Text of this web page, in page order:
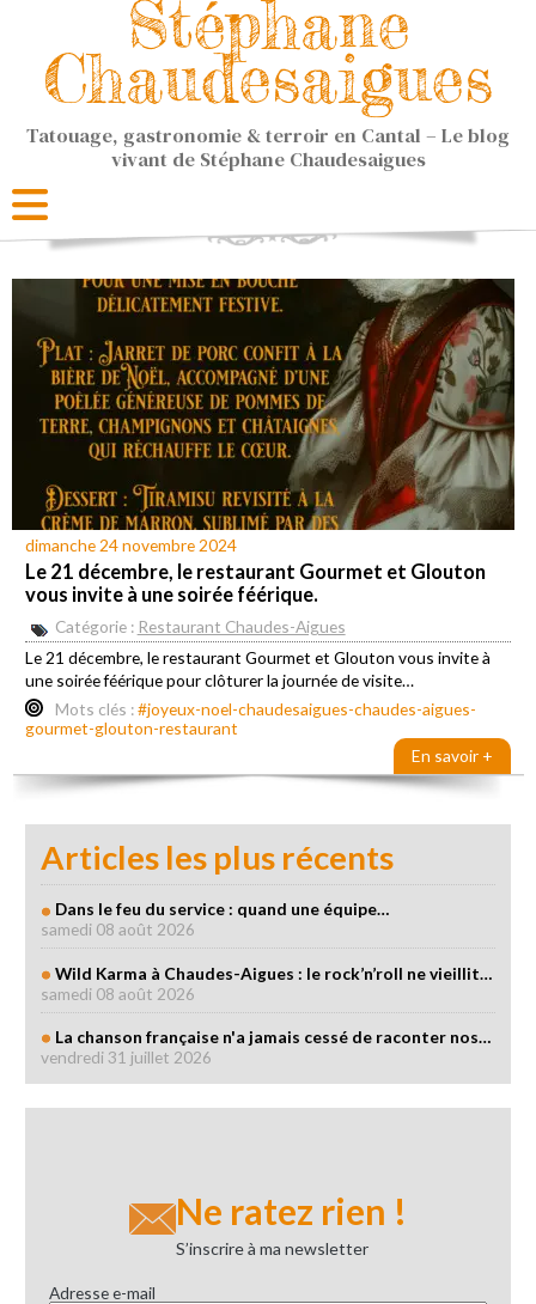
Stéphane
Chaudesaigues
Tatouage, gastronomie & terroir en Cantal – Le blog
vivant de Stéphane Chaudesaigues
dimanche 24 novembre 2024
Le 21 décembre, le restaurant Gourmet et Glouton
vous invite à une soirée féérique.
Catégorie : Restaurant Chaudes-Aigues
Le 21 décembre, le restaurant Gourmet et Glouton vous invite à
une soirée féérique pour clôturer la journée de visite…
Mots clés :#joyeux-noel-chaudesaigues-chaudes-aigues-
gourmet-glouton-restaurant
En savoir +
Articles les plus récents
Dans le feu du service : quand une équipe…
samedi 08 août 2026
Wild Karma à Chaudes-Aigues : le rock’n’roll ne vieillit…
samedi 08 août 2026
La chanson française n'a jamais cessé de raconter nos…
vendredi 31 juillet 2026
Ne ratez rien !
S’inscrire à ma newsletter
Adresse e-mail